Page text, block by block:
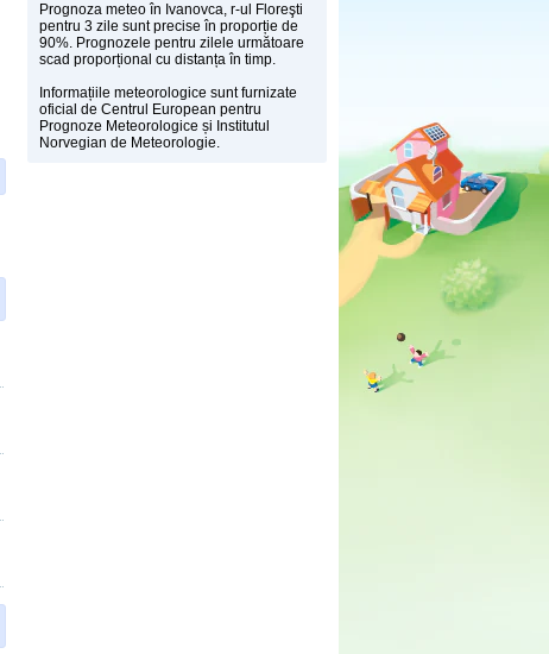
Prognoza meteo în Ivanovca, r-ul Floreşti
pentru 3 zile sunt precise în proporție de
90%. Prognozele pentru zilele următoare
scad proporțional cu distanța în timp.
Informațiile meteorologice sunt furnizate
oficial de Centrul European pentru
Prognoze Meteorologice și Institutul
Norvegian de Meteorologie.